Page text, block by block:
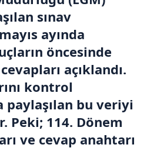
sınav
ayında
öncesinde
açıklandı.
kontrol
paylaşılan bu veriyi
Peki; 114. Dönem
ve cevap anahtarı